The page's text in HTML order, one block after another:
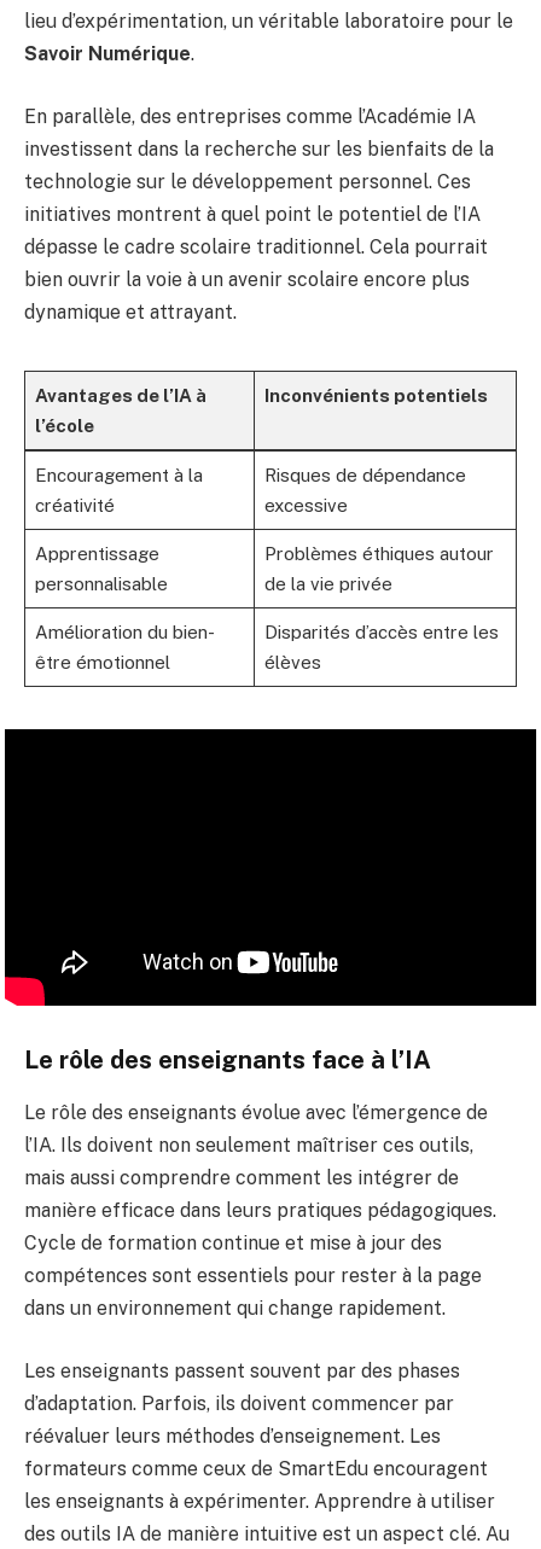
lieu d’expérimentation, un véritable laboratoire pour le
Savoir Numérique.
En parallèle, des entreprises comme l’Académie IA
investissent dans la recherche sur les bienfaits de la
technologie sur le développement personnel. Ces
initiatives montrent à quel point le potentiel de l’IA
dépasse le cadre scolaire traditionnel. Cela pourrait
bien ouvrir la voie à un avenir scolaire encore plus
dynamique et attrayant.
Avantages de l’IA à
l’école
Inconvénients potentiels
Encouragement à la
créativité
Risques de dépendance
excessive
Apprentissage
personnalisable
Problèmes éthiques autour
de la vie privée
Amélioration du bien-
être émotionnel
Disparités d’accès entre les
élèves
Le rôle des enseignants face à l’IA
Le rôle des enseignants évolue avec l’émergence de
l’IA. Ils doivent non seulement maîtriser ces outils,
mais aussi comprendre comment les intégrer de
manière efficace dans leurs pratiques pédagogiques.
Cycle de formation continue et mise à jour des
compétences sont essentiels pour rester à la page
dans un environnement qui change rapidement.
Les enseignants passent souvent par des phases
d’adaptation. Parfois, ils doivent commencer par
réévaluer leurs méthodes d’enseignement. Les
formateurs comme ceux de SmartEdu encouragent
les enseignants à expérimenter. Apprendre à utiliser
des outils IA de manière intuitive est un aspect clé. Au